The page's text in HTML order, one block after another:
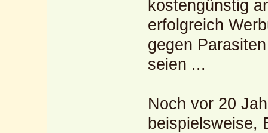
kostengünstig
erfolgreich
gegen
seien ...
Noch vor 20
beispielsweise,